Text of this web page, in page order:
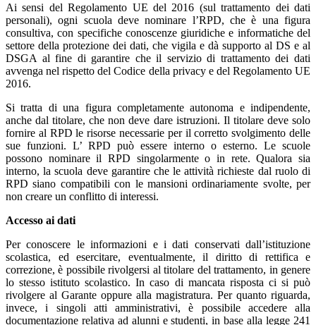
Ai sensi del Regolamento UE del 2016 (sul trattamento dei dati
personali), ogni scuola deve nominare l’RPD, che è una figura
consultiva, con specifiche conoscenze giuridiche e informatiche del
settore della protezione dei dati, che vigila e dà supporto al DS e al
DSGA al fine di garantire che il servizio di trattamento dei dati
avvenga nel rispetto del Codice della privacy e del Regolamento UE
2016.
Si tratta di una figura completamente autonoma e indipendente,
anche dal titolare, che non deve dare istruzioni. Il titolare deve solo
fornire al RPD le risorse necessarie per il corretto svolgimento delle
sue funzioni. L’ RPD può essere interno o esterno. Le scuole
possono nominare il RPD singolarmente o in rete. Qualora sia
interno, la scuola deve garantire che le attività richieste dal ruolo di
RPD siano compatibili con le mansioni ordinariamente svolte, per
non creare un conflitto di interessi.
Accesso ai dati
Per conoscere le informazioni e i dati conservati dall’istituzione
scolastica, ed esercitare, eventualmente, il diritto di rettifica e
correzione, è possibile rivolgersi al titolare del trattamento, in genere
lo stesso istituto scolastico. In caso di mancata risposta ci si può
rivolgere al Garante oppure alla magistratura. Per quanto riguarda,
invece, i singoli atti amministrativi, è possibile accedere alla
documentazione relativa ad alunni e studenti, in base alla legge 241